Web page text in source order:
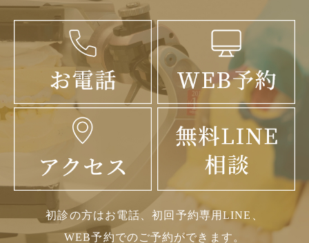
初診の方はお電話、初回予約専用LINE、
WEB予約でのご予約ができます。